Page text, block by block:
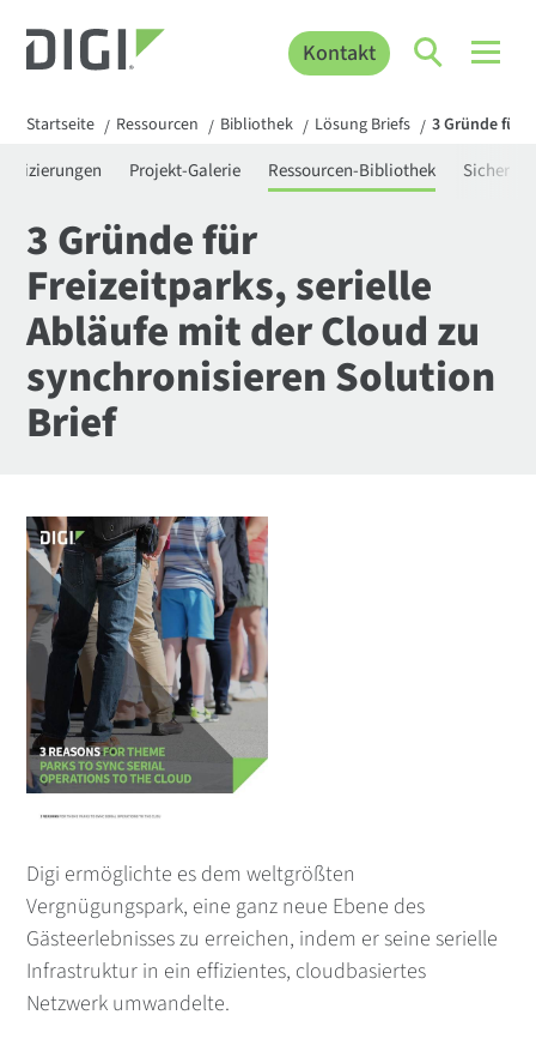
Kontakt
Startseite / Ressourcen / Bibliothek / Lösung Briefs / 3 Gründe für
Projekt-Galerie Ressourcen-Bibliothek
3 Gründe für
Freizeitparks, serielle
Abläufe mit der Cloud zu
synchronisieren Solution
Brief
Digi ermöglichte es dem weltgrößten
Vergnügungspark, eine ganz neue Ebene des
Gästeerlebnisses zu erreichen, indem er seine serielle
Infrastruktur in ein effizientes, cloudbasiertes
Netzwerk umwandelte.